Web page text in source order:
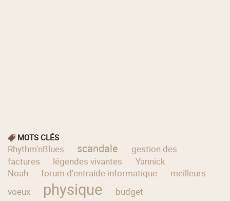
MOTS CLÉS
Rhythm'nBlues scandale
gestion des
factures
légendes vivantes
Yannick
Noah
forum d'entraide informatique
meilleurs
voeux
physique
budget